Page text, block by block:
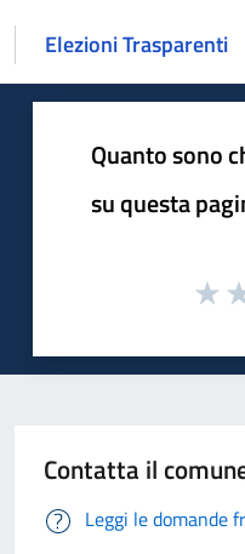
Elezioni Trasparenti
Quanto sono
su questa
Contatta il
Leggi le domande